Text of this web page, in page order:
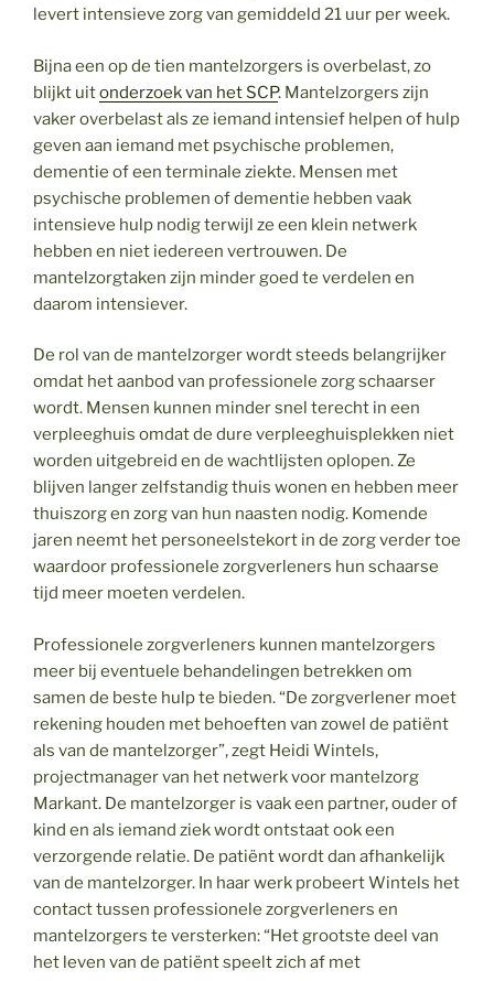
levert intensieve zorg van gemiddeld 21 uur per week.
Bijna een op de tien mantelzorgers is overbelast, zo
blijkt uitonderzoek van het SCP. Mantelzorgers zijn
vaker overbelast als ze iemand intensief helpen of hulp
geven aan iemand met psychische problemen,
dementie of een terminale ziekte. Mensen met
psychische problemen of dementie hebben vaak
intensieve hulp nodig terwijl ze een klein netwerk
hebben en niet iedereen vertrouwen. De
mantelzorgtaken zijn minder goed te verdelen en
daarom intensiever.
De rol van de mantelzorger wordt steeds belangrijker
omdat het aanbod van professionele zorg schaarser
wordt. Mensen kunnen minder snel terecht in een
verpleeghuis omdat de dure verpleeghuisplekken niet
worden uitgebreid en de wachtlijsten oplopen. Ze
blijven langer zelfstandig thuis wonen en hebben meer
thuiszorg en zorg van hun naasten nodig. Komende
jaren neemt het personeelstekort in de zorg verder toe
waardoor professionele zorgverleners hun schaarse
tijd meer moeten verdelen.
Professionele zorgverleners kunnen mantelzorgers
meer bij eventuele behandelingen betrekken om
samen de beste hulp te bieden. “De zorgverlener moet
rekening houden met behoeften van zowel de patiënt
als van de mantelzorger”, zegt Heidi Wintels,
projectmanager van het netwerk voor mantelzorg
Markant. De mantelzorger is vaak een partner, ouder of
kind en als iemand ziek wordt ontstaat ook een
verzorgende relatie. De patiënt wordt dan afhankelijk
van de mantelzorger. In haar werk probeert Wintels het
contact tussen professionele zorgverleners en
mantelzorgers te versterken: “Het grootste deel van
het leven van de patiënt speelt zich af met